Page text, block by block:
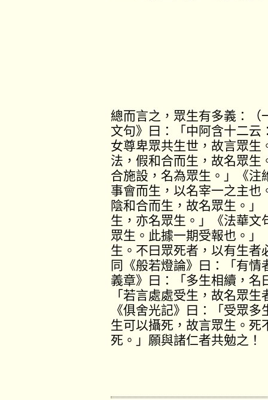
總而言之，眾生有多義：（
文句》曰：「中阿含十二
女尊卑眾共生世，故言眾
法，假和合而生，故名眾
合施設，名為眾生。」《
事會而生，以名宰一之主
陰和合而生，故名眾生。
生，亦名眾生。」《法華
眾生。此據一期受報也。
生。不曰眾死者，以有生
同《般若燈論》曰：「有
義章》曰：「多生相續，
「若言處處受生，故名眾
《俱舍光記》曰：「受眾
生可以攝死，故言眾生。
死。」願與諸仁者共勉之！